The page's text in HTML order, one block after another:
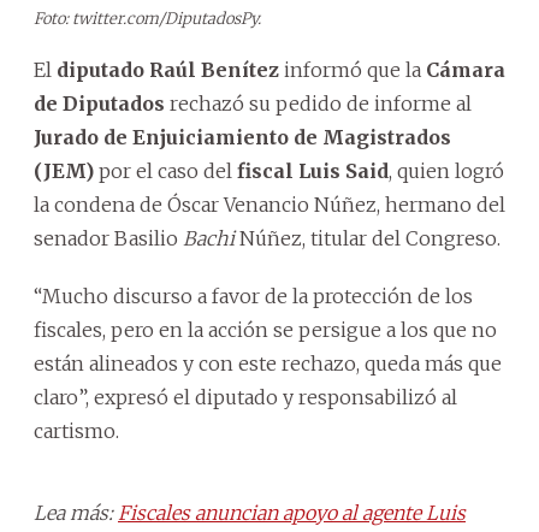
Foto: twitter.com/DiputadosPy.
El diputado Raúl Benítez informó que la Cámara
de Diputados rechazó su pedido de informe al
Jurado de Enjuiciamiento de Magistrados
(JEM) por el caso del fiscal Luis Said, quien logró
la condena de Óscar Venancio Núñez, hermano del
senador Basilio BachiNúñez, titular del Congreso.
“Mucho discurso a favor de la protección de los
fiscales, pero en la acción se persigue a los que no
están alineados y con este rechazo, queda más que
claro”, expresó el diputado y responsabilizó al
cartismo.
Lea más: Fiscales anuncian apoyo al agente Luis